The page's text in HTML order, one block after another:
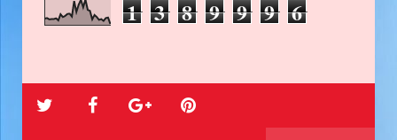
1 3 8 9 9 9 6